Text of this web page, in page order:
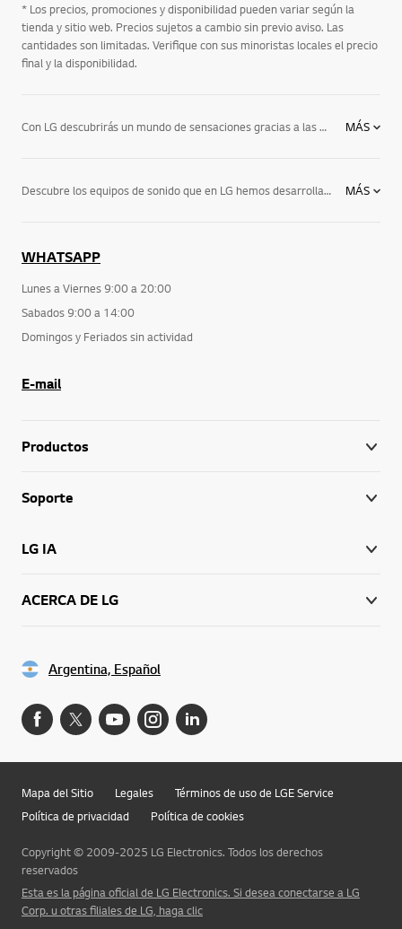
* Los precios, promociones y disponibilidad pueden variar según la
tienda y sitio web. Precios sujetos a cambio sin previo aviso. Las
cantidades son limitadas. Verifique con sus minoristas locales el precio
final y la disponibilidad.
Con LG descubrirás un mundo de sensaciones gracias a las más avanzadas tecnologías aplicadas a la imagen y el sonido. Haciendo uso de un home cinema Blu ray LG disfrutarás de un sonido envolvente que te hará vivir una experiencia única. En LG Electronics trabajamos para ofrecerte experiencias para tu vida.Descubre los últimos televisores y servicios que te ofrecemos en LG, junto con los accesorios de TV y equipos de música para cubrir todas las necesidades de tu casa. MÁS
Descubre los equipos de sonido que en LG hemos desarrollado para que tu música alcance los niveles sensoriales más altos. Nuestros equipos de audio reproducirán tus discos y películas en Hi-Fi y con sonido envolvente 5.1 o más. Puedes optar por una gran variedad de equipos de sonido de la más alta calidad. Descubre desde barras de sonido para tu televisor LG o todo tipo de altavoces portátiles con bluetooth con la mejor calidad y diseño, hasta equipos de sonido de la más alta potencia. Descubre aquí todos los equipos de sonido que te ofrecemos y no te quedes sin probarlos. MÁS
WHATSAPP
Lunes a Viernes 9:00 a 20:00
Sabados 9:00 a 14:00
Domingos y Feriados sin actividad
E-mail
Productos
Soporte
LG IA
ACERCA DE LG
Argentina, Español
Mapa del Sitio Legales
Términos de uso de LGE Service
Política de privacidad
Política de cookies
Copyright © 2009-2025 LG Electronics. Todos los derechos
reservados
Esta es la página oficial de LG Electronics. Si desea conectarse a LG
Corp. u otras filiales de LG, haga clic